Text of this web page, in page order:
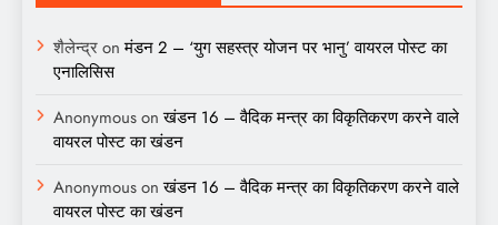
शैलेन्द्रonमंडन 2 – ‘युग सहस्त्र योजन पर भानु’ वायरल पोस्ट का
एनालिसिस
Anonymousonखंडन 16 – वैदिक मन्त्र का विकृतिकरण करने वाले
वायरल पोस्ट का खंडन
Anonymousonखंडन 16 – वैदिक मन्त्र का विकृतिकरण करने वाले
वायरल पोस्ट का खंडन